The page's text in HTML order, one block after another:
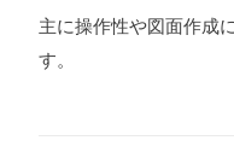
主に操作性や図面作成
す。